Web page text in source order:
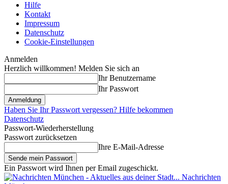
Hilfe
Kontakt
Impressum
Datenschutz
Cookie-Einstellungen
Anmelden
Herzlich willkommen! Melden Sie sich an
Ihr Benutzername
Ihr Passwort
Haben Sie Ihr Passwort vergessen? Hilfe bekommen
Datenschutz
Passwort-Wiederherstellung
Passwort zurücksetzen
Ihre E-Mail-Adresse
Ein Passwort wird Ihnen per Email zugeschickt.
Nachrichten